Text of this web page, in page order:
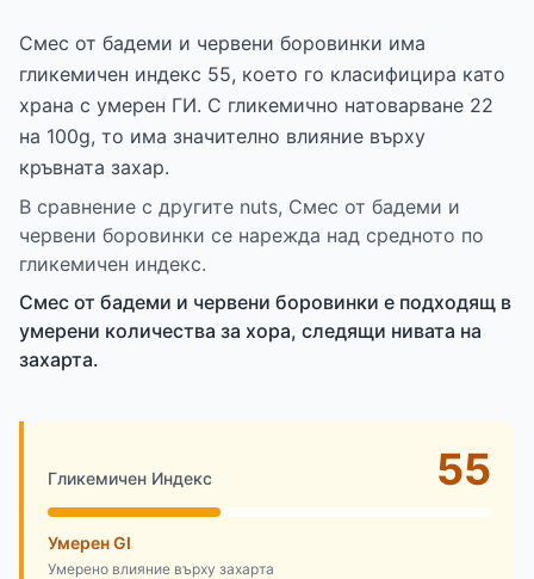
Смес от бадеми и червени боровинки има
гликемичен индекс 55, което го класифицира като
храна с умерен ГИ. С гликемично натоварване 22
на 100g, то има значително влияние върху
кръвната захар.
В сравнение с другите nuts, Смес от бадеми и
червени боровинки се нарежда над средното по
гликемичен индекс.
Смес от бадеми и червени боровинки е подходящ в
умерени количества за хора, следящи нивата на
захарта.
Гликемичен Индекс 55
Умерен GI
Умерено влияние върху захарта